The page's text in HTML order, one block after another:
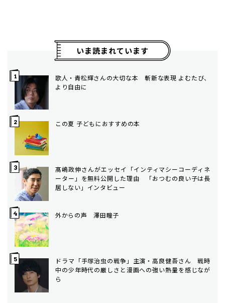
いま読まれています
歌人・青松輝さんの大切な本 斬新な表現 よむたび、
より自由に
この夏 子どもにおすすめの本
髙嶋政伸さんがエッセイ「インティマシーコーディネ
ーター」を無料公開した理由 「おつむの良い子は長
居しない」インタビュー
外からの声 澤田瞳子
ドラマ「手塚治虫の戦争」主演・高良健吾さん 戦時
中の少年時代の厳しさと漫画への強い熱量を感じなが
ら